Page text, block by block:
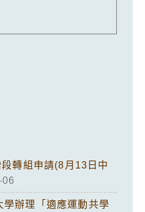
轉組申請(8月13日中
辦理「適應運動共學